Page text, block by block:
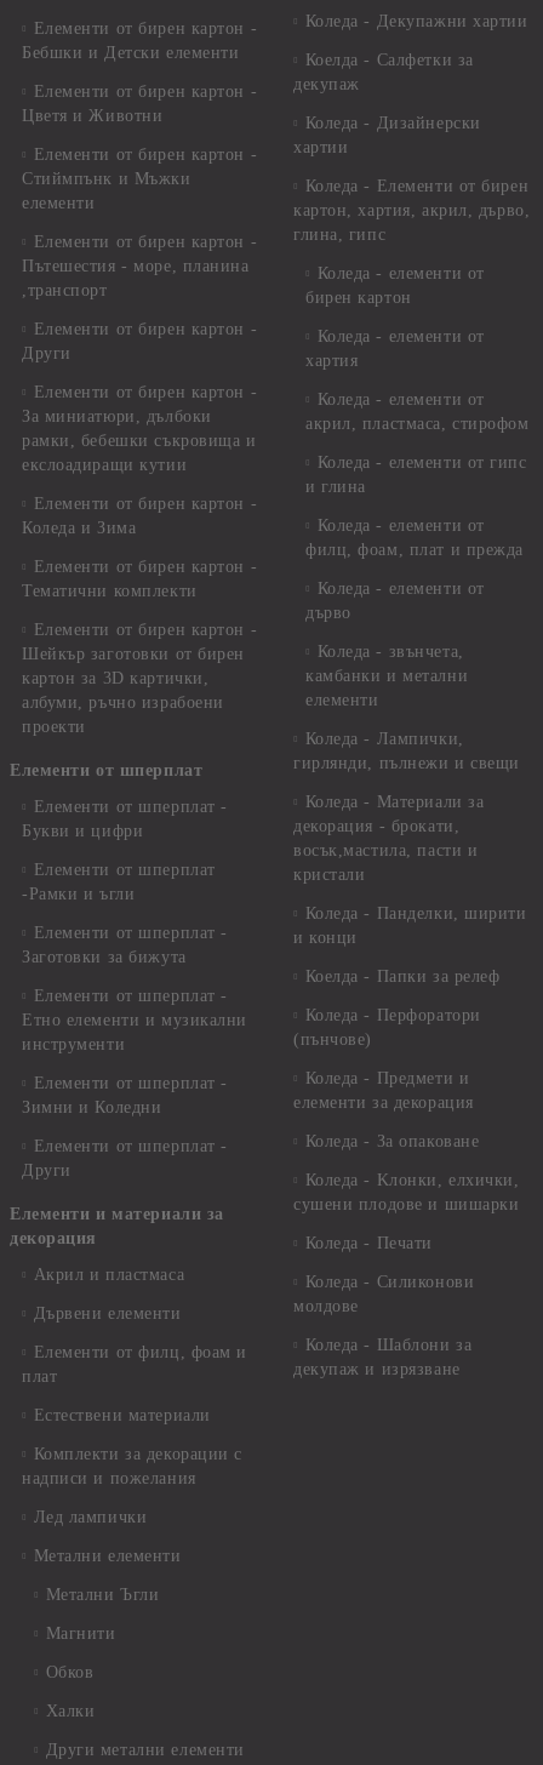
Елементи от бирен картон -
Бебшки и Детски елементи
Елементи от бирен картон -
Цветя и Животни
Елементи от бирен картон -
Стиймпънк и Мъжки
елементи
Елементи от бирен картон -
Пътешестия - море, планина
,транспорт
Елементи от бирен картон -
Други
Елементи от бирен картон -
За миниатюри, дълбоки
рамки, бебешки съкровища и
екслоадиращи кутии
Елементи от бирен картон -
Коледа и Зима
Елементи от бирен картон -
Тематични комплекти
Елементи от бирен картон -
Шейкър заготовки от бирен
картон за 3D картички,
албуми, ръчно израбоени
проекти
Елементи от шперплат
Елементи от шперплат -
Букви и цифри
Елементи от шперплат
-Рамки и ъгли
Елементи от шперплат -
Заготовки за бижута
Елементи от шперплат -
Етно елементи и музикални
инструменти
Елементи от шперплат -
Зимни и Коледни
Елементи от шперплат -
Други
Елементи и материали за
декорация
Акрил и пластмаса
Дървени елементи
Елементи от филц, фоам и
плат
Естествени материали
Комплекти за декорации с
надписи и пожелания
Лед лампички
Метални елементи
Метални Ъгли
Магнити
Обков
Халки
Други метални елементи
Коледа - Декупажни хартии
Коелда - Салфетки за
декупаж
Коледа - Дизайнерски
хартии
Коледа - Eлементи от бирен
картон, хартия, акрил, дърво,
глина, гипс
Коледа - елементи от
бирен картон
Коледа - елементи от
хартия
Коледа - елементи от
акрил, пластмаса, стирофом
Коледа - елементи от гипс
и глина
Коледа - елементи от
филц, фоам, плат и прежда
Коледа - елементи от
дърво
Коледа - звънчета,
камбанки и метални
елементи
Коледа - Лампички,
гирлянди, пълнежи и свещи
Коледа - Материали за
декорация - брокати,
восък,мастила, пасти и
кристали
Коледа - Панделки, ширити
и конци
Коелда - Папки за релеф
Коледа - Перфоратори
(пънчове)
Коледа - Предмети и
елементи за декорация
Коледа - За опаковане
Коледа - Kлонки, елхички,
сушени плодове и шишарки
Коледа - Печати
Коледа - Силиконови
молдове
Коледа - Шаблони за
декупаж и изрязване